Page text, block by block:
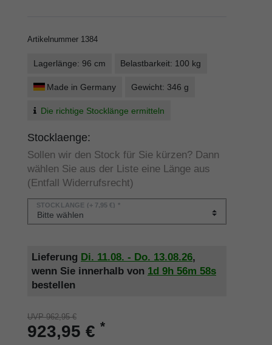
Artikelnummer 1384
Lagerlänge: 96 cm Belastbarkeit: 100 kg
Made in Germany Gewicht: 346 g
Die richtige Stocklänge ermitteln
Stocklaenge:
Sollen wir den Stock für Sie kürzen? Dann
wählen Sie aus der Liste eine Länge aus
(Entfall Widerrufsrecht)
STOCKLÄNGE (+ 7,95 €) *
Lieferung Di. 11.08. - Do. 13.08.26,
wenn Sie innerhalb von 1d 9h 56m 58s
bestellen
UVP 962,95 €
923,95 € *